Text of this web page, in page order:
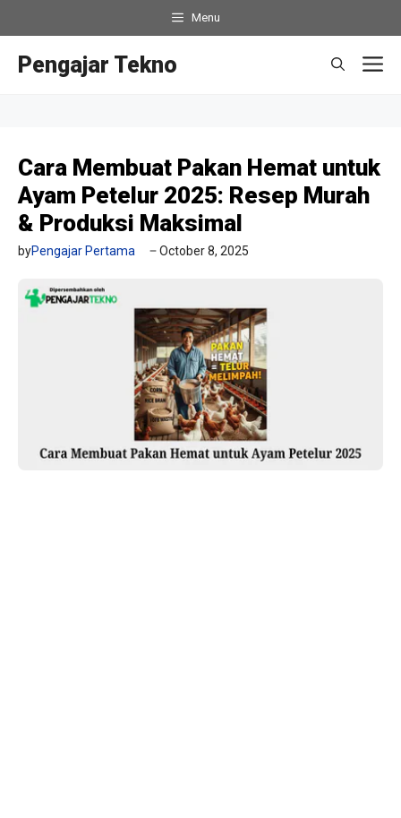
to
content
Menu
Pengajar Tekno
Cara Membuat Pakan Hemat untuk
Ayam Petelur 2025: Resep Murah
& Produksi Maksimal
byPengajar Pertama October 8, 2025